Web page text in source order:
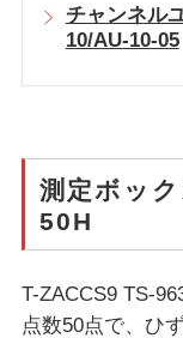
チャンネル
10/AU-10-05
測定ボッ
50H
T-ZACCS9 TS-
点数50点で、ひ